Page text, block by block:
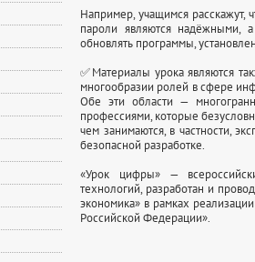
Например, учащимся расскажут,
пароли являются надёжными,
обновлять программы,
✅Материалы урока являются
многообразии ролей в сфере
Обе эти области —
профессиями, которые
чем занимаются, в частности,
безопасной разработке.
«Урок цифры» —
технологий, разработан и
экономика» в рамках
Российской Федерации».